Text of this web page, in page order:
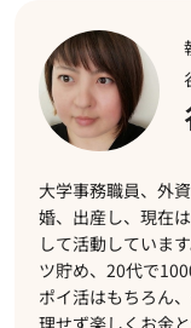
大学事務職員、外
婚、出産し、現在
して活動していま
ツ貯め、20代で
ポイ活はもちろん
理せず楽しくお金